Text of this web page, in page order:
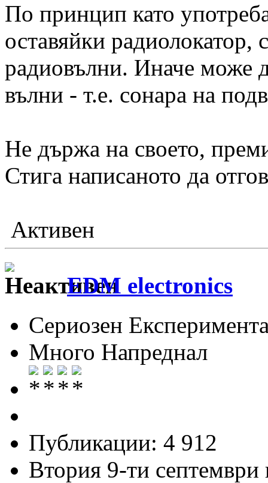
По принцип като
оставяйки радиолокатор,
радиовълни. Иначе може
вълни - т.е. сонара на
Не държа на своето,
Стига написаното да
Активен
EDM electronics
Сериозен
Много Напреднал
Публикации: 4 912
Втория 9-ти